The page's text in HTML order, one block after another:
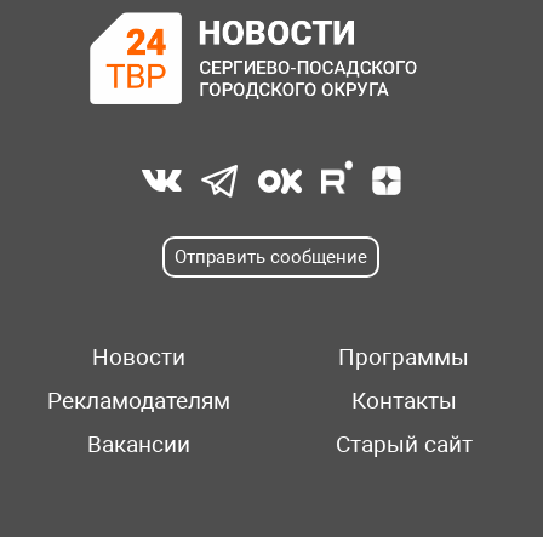
Отправить сообщение
Новости
Программы
Рекламодателям
Контакты
Вакансии
Старый сайт